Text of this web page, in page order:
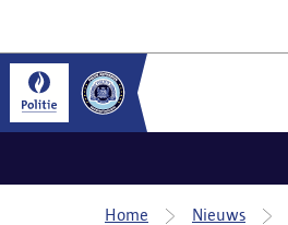
Home Nieuws